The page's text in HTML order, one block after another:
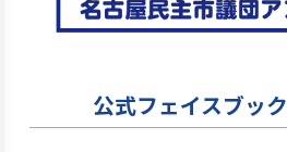
公式フェイスブック